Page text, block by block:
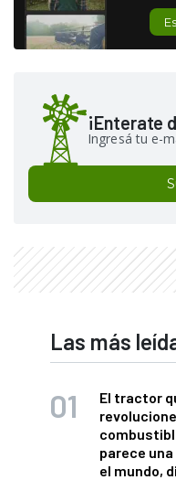
¡Enterate
Ingresá tu e-
Las más
El tractor
parece
el mundo,